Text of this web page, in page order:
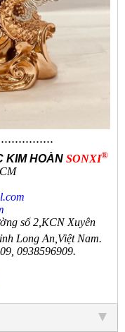
KIM HOÀN SONXI®
com
số 2,KCN Xuyên
Long An,Việt Nam.
0938596909.